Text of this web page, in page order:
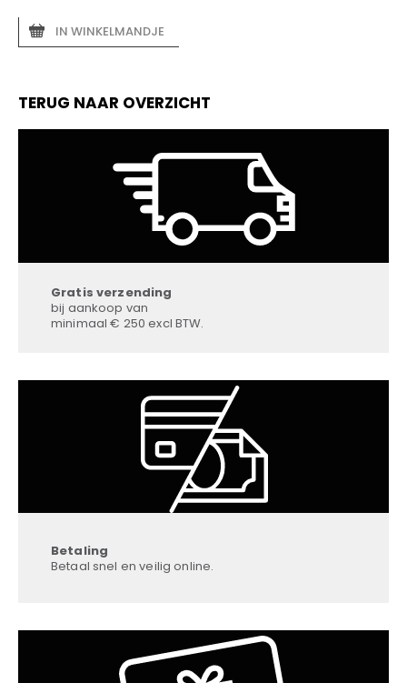
IN WINKELMANDJE
TERUG NAAR OVERZICHT
Gratis verzending
bij aankoop van
minimaal € 250 excl BTW.
Betaling
Betaal snel en veilig online.